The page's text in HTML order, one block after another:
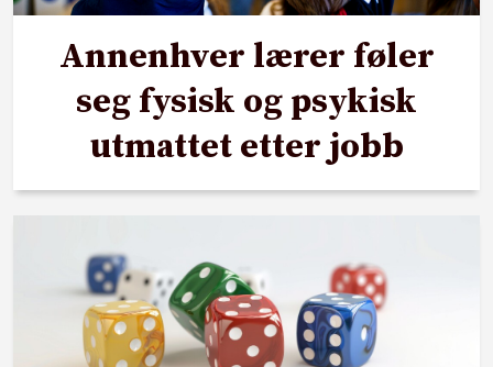
Annenhver lærer føler
seg fysisk og psykisk
utmattet etter jobb